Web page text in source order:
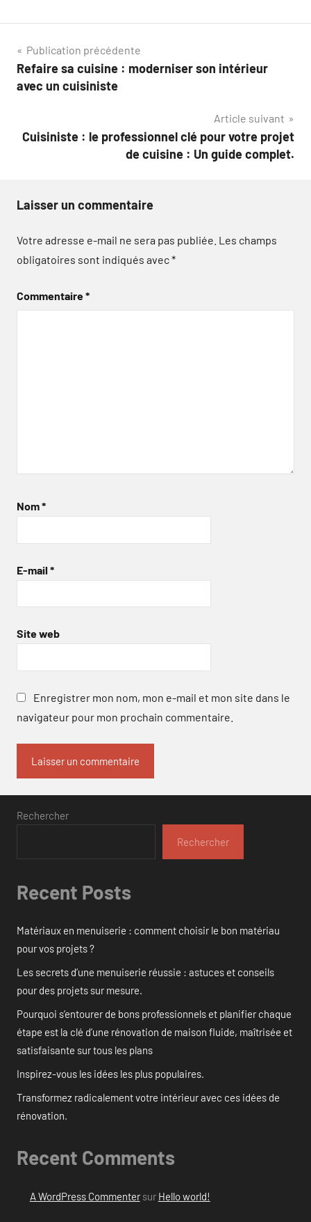
Navigation
de
Publication précédente
Refaire sa cuisine : moderniser son intérieur
avec un cuisiniste
Article suivant
Cuisiniste : le professionnel clé pour votre projet
de cuisine : Un guide complet.
Laisser un commentaire
Votre adresse e-mail ne sera pas publiée. Les champs
obligatoires sont indiqués avec*
Commentaire*
Nom*
E-mail *
Site web
Enregistrer mon nom, mon e-mail et mon site dans le
navigateur pour mon prochain commentaire.
Rechercher
Rechercher
Recent Posts
Matériaux en menuiserie : comment choisir le bon matériau
pour vos projets ?
Les secrets d’une menuiserie réussie : astuces et conseils
pour des projets sur mesure.
Pourquoi s’entourer de bons professionnels et planifier chaque
étape est la clé d’une rénovation de maison fluide, maîtrisée et
satisfaisante sur tous les plans
Inspirez-vous les idées les plus populaires.
Transformez radicalement votre intérieur avec ces idées de
rénovation.
Recent Comments
A WordPress Commentersur Hello world!